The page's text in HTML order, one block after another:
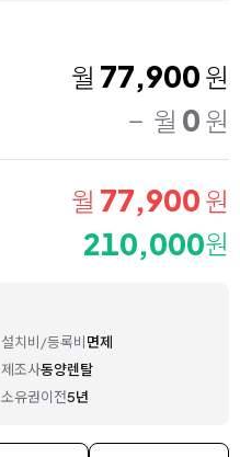
월 77,900 원
월 0 원
월 77,900 원
210,000원
설치비/등록비면제
제조사동양렌탈
소유권이전5년